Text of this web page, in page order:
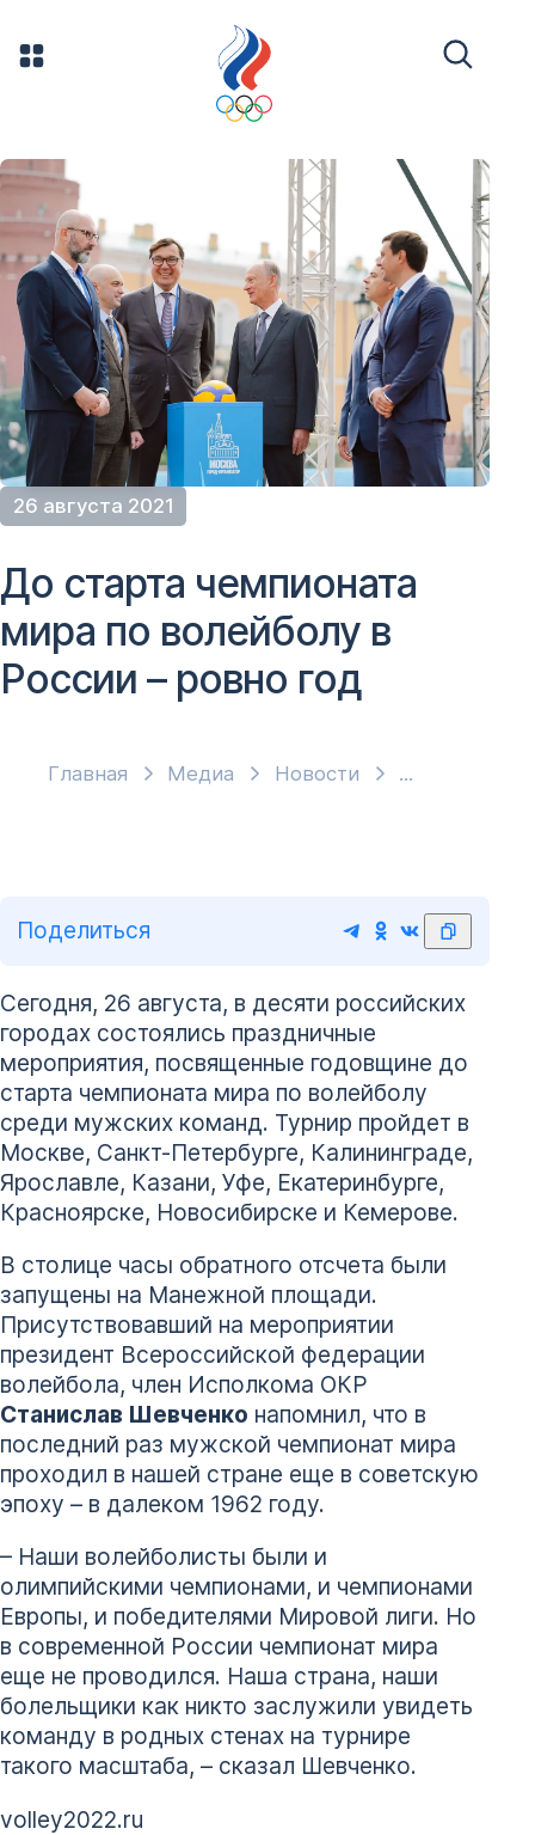
26 августа 2021
Главная Медиа Новости
До старта чемпионата
мира по волейболу в
России – ровно год
Поделиться
Сегодня, 26 августа, в десяти российских
городах состоялись праздничные
мероприятия, посвященные годовщине до
старта чемпионата мира по волейболу
среди мужских команд. Турнир пройдет в
Москве, Санкт-Петербурге, Калининграде,
Ярославле, Казани, Уфе, Екатеринбурге,
Красноярске, Новосибирске и Кемерове.
В столице часы обратного отсчета были
запущены на Манежной площади.
Присутствовавший на мероприятии
президент Всероссийской федерации
волейбола, член Исполкома ОКР
Станислав Шевченко напомнил, что в
последний раз мужской чемпионат мира
проходил в нашей стране еще в советскую
эпоху – в далеком 1962 году.
– Наши волейболисты были и
олимпийскими чемпионами, и чемпионами
Европы, и победителями Мировой лиги. Но
в современной России чемпионат мира
еще не проводился. Наша страна, наши
болельщики как никто заслужили увидеть
команду в родных стенах на турнире
такого масштаба, – сказал Шевченко.
volley2022.ru